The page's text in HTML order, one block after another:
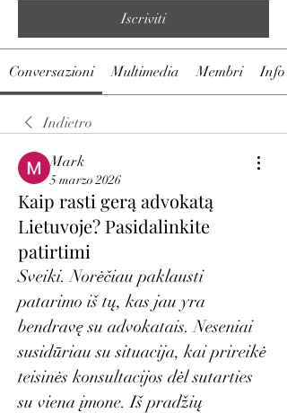
Iscriviti
Conversazioni Multimedia Membri Info
Indietro
Mark
5 marzo 2026
Kaip rasti gerą advokatą
Lietuvoje? Pasidalinkite
patirtimi
Sveiki. Norėčiau paklausti
patarimo iš tų, kas jau yra
bendravę su advokatais. Neseniai
susidūriau su situacija, kai prireikė
teisinės konsultacijos dėl sutarties
su viena įmone. Iš pradžių